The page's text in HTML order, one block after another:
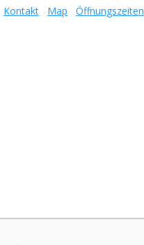
Kontakt Map Öffnungszeiten